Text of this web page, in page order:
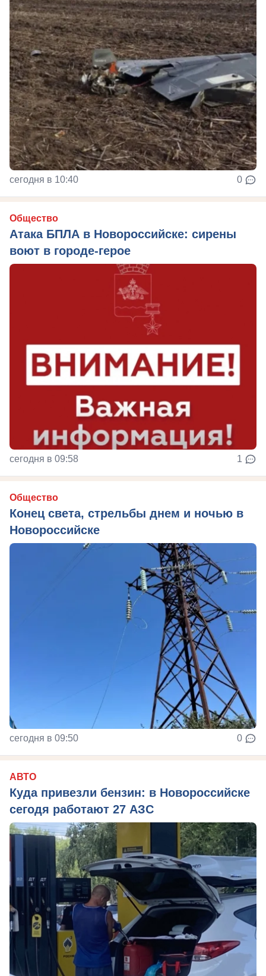
сегодня в 10:40 0
Общество
Атака БПЛА в Новороссийске: сирены
воют в городе-герое
сегодня в 09:58 1
Общество
Конец света, стрельбы днем и ночью в
Новороссийске
сегодня в 09:50 0
АВТО
Куда привезли бензин: в Новороссийске
сегодя работают 27 АЗС